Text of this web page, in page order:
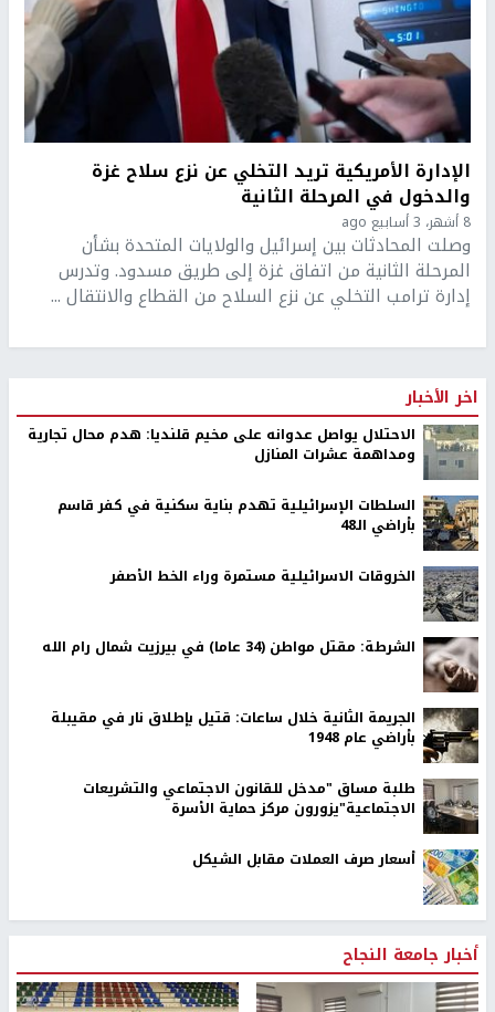
الإدارة الأمريكية تريد التخلي عن نزع سلاح غزة
والدخول في المرحلة الثانية
8 أشهر، 3 أسابيع ago
وصلت المحادثات بين إسرائيل والولايات المتحدة بشأن
المرحلة الثانية من اتفاق غزة إلى طريق مسدود. وتدرس
إدارة ترامب التخلي عن نزع السلاح من القطاع والانتقال ...
اخر الأخبار
الاحتلال يواصل عدوانه على مخيم قلنديا: هدم محال تجارية
ومداهمة عشرات المنازل
السلطات الإسرائيلية تهدم بناية سكنية في كفر قاسم
بأراضي الـ48
الخروقات الاسرائيلية مستمرة وراء الخط الأصفر
الشرطة: مقتل مواطن (34 عاما) في بيرزيت شمال رام الله
الجريمة الثانية خلال ساعات: قتيل بإطلاق نار في مقيبلة
بأراضي عام 1948
طلبة مساق "مدخل للقانون الاجتماعي والتشريعات
الاجتماعية"يزورون مركز حماية الأسرة
أسعار صرف العملات مقابل الشيكل
أخبار جامعة النجاح